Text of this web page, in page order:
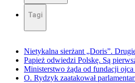
Tagi
Nietykalna sierżant „Doris”.
Papież odwiedzi Polskę. Są
Ministerstwo żąda od fundacji
O. Rydzyk zaatakował